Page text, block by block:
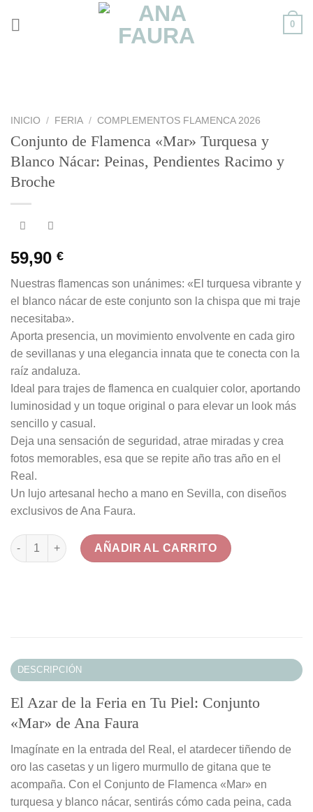
0
INICIO / FERIA / COMPLEMENTOS FLAMENCA 2026
Conjunto de Flamenca «Mar» Turquesa y
Blanco Nácar: Peinas, Pendientes Racimo y
Broche
59,90 €
Nuestras flamencas son unánimes: «El turquesa vibrante y
el blanco nácar de este conjunto son la chispa que mi traje
necesitaba».
Aporta presencia, un movimiento envolvente en cada giro
de sevillanas y una elegancia innata que te conecta con la
raíz andaluza.
Ideal para trajes de flamenca en cualquier color, aportando
luminosidad y un toque original o para elevar un look más
sencillo y casual.
Deja una sensación de seguridad, atrae miradas y crea
fotos memorables, esa que se repite año tras año en el
Real.
Un lujo artesanal hecho a mano en Sevilla, con diseños
exclusivos de Ana Faura.
Conjunto de Flamenca «Mar» Turquesa y Blanco Nácar:
AÑADIR AL CARRITO
DESCRIPCIÓN
El Azar de la Feria en Tu Piel: Conjunto
«Mar» de Ana Faura
Imagínate en la entrada del Real, el atardecer tiñendo de
oro las casetas y un ligero murmullo de gitana que te
acompaña. Con el Conjunto de Flamenca «Mar» en
turquesa y blanco nácar, sentirás cómo cada peina, cada